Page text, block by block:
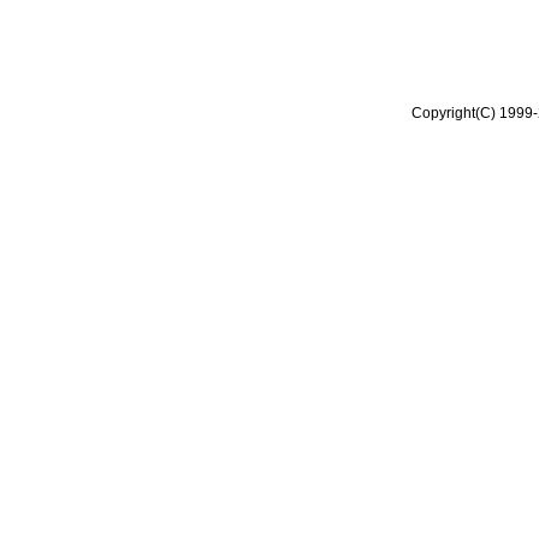
Copyright(C)